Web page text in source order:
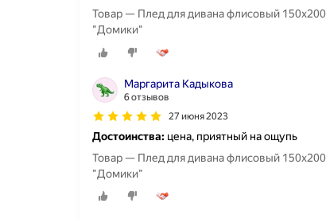
Товар — Плед для дивана флисовый
"Домики"
Маргарита Кадыкова
6 отзывов
27 июня 2023
Достоинства: цена, приятный на ощупь
Товар — Плед для дивана флисовый
"Домики"